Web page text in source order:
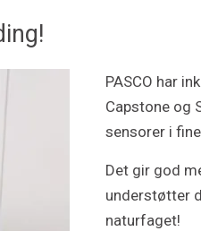
PASCO har
Capstone og
sensorer i
Det gir god
understøtter
naturfaget!